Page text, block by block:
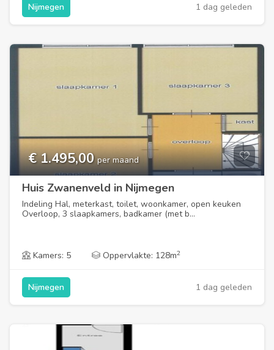
1 dag geleden
Nijmegen
€ 1.495,00 per maand
Huis Zwanenveld in Nijmegen
Indeling Hal, meterkast, toilet, woonkamer, open keuken
Overloop, 3 slaapkamers, badkamer (met b...
Kamers: 5 Oppervlakte: 128m2
1 dag geleden
Nijmegen